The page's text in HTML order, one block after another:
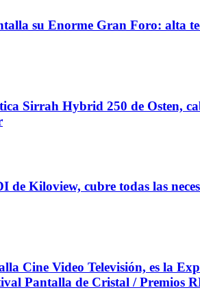
su Enorme Gran Foro: alta
Sirrah Hybrid 250 de Osten,
Kiloview, cubre todas las
Cine Video Televisión, es la
Pantalla de Cristal / Premios